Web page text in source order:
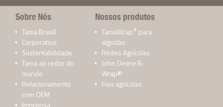
Sobre Nós
Tama Brasil
Corporativo
Sustentabilidade
Tama ao redor do
mundo
Relacionamento
com OEM
Imprensa
Nossos produtos
TamaWrap® para
algodão
Redes Agrícolas
John Deere B-
Wrap®
Fios agrícolas